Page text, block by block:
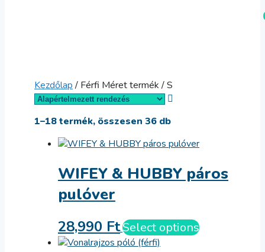
Kezdőlap/ Férfi Méret termék / S
1–18 termék, összesen 36 db
WIFEY & HUBBY páros
pulóver
28,990 FtSelect options